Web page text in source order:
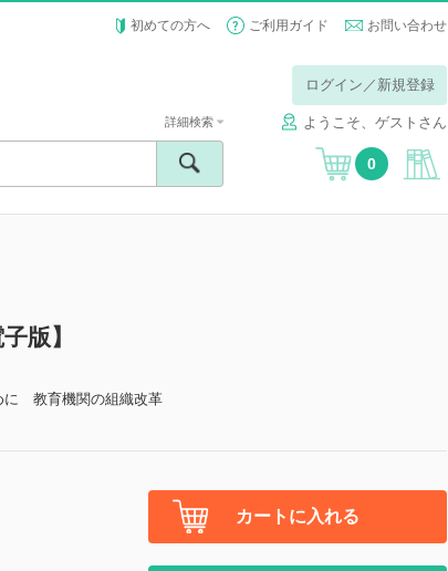
初めての方へ ご利用ガイド お問い合わせ
ログイン／新規登録
ようこそ、ゲストさん
詳細検索
0
版】
に 教育機関の組織改革
カートに入れる